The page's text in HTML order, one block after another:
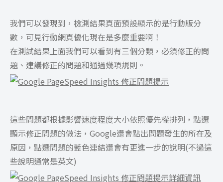
我們可以發現到，檢測結果頁面預設顯示的是行動版分
數，可見行動網頁優化現在是多麼重要啊！
在測試結果上面我們可以看到有三個分類，必須修正的問
題、建議修正的問題和通過幾項規則。
這些問題都根據影響速度程度大小依照優先權排列，點選
顯示修正問題的做法，Google還會點出問題發生的所在及
原因，點選問題的藍色連結還會有更進一步的說明(不過這
些說明通常是英文)